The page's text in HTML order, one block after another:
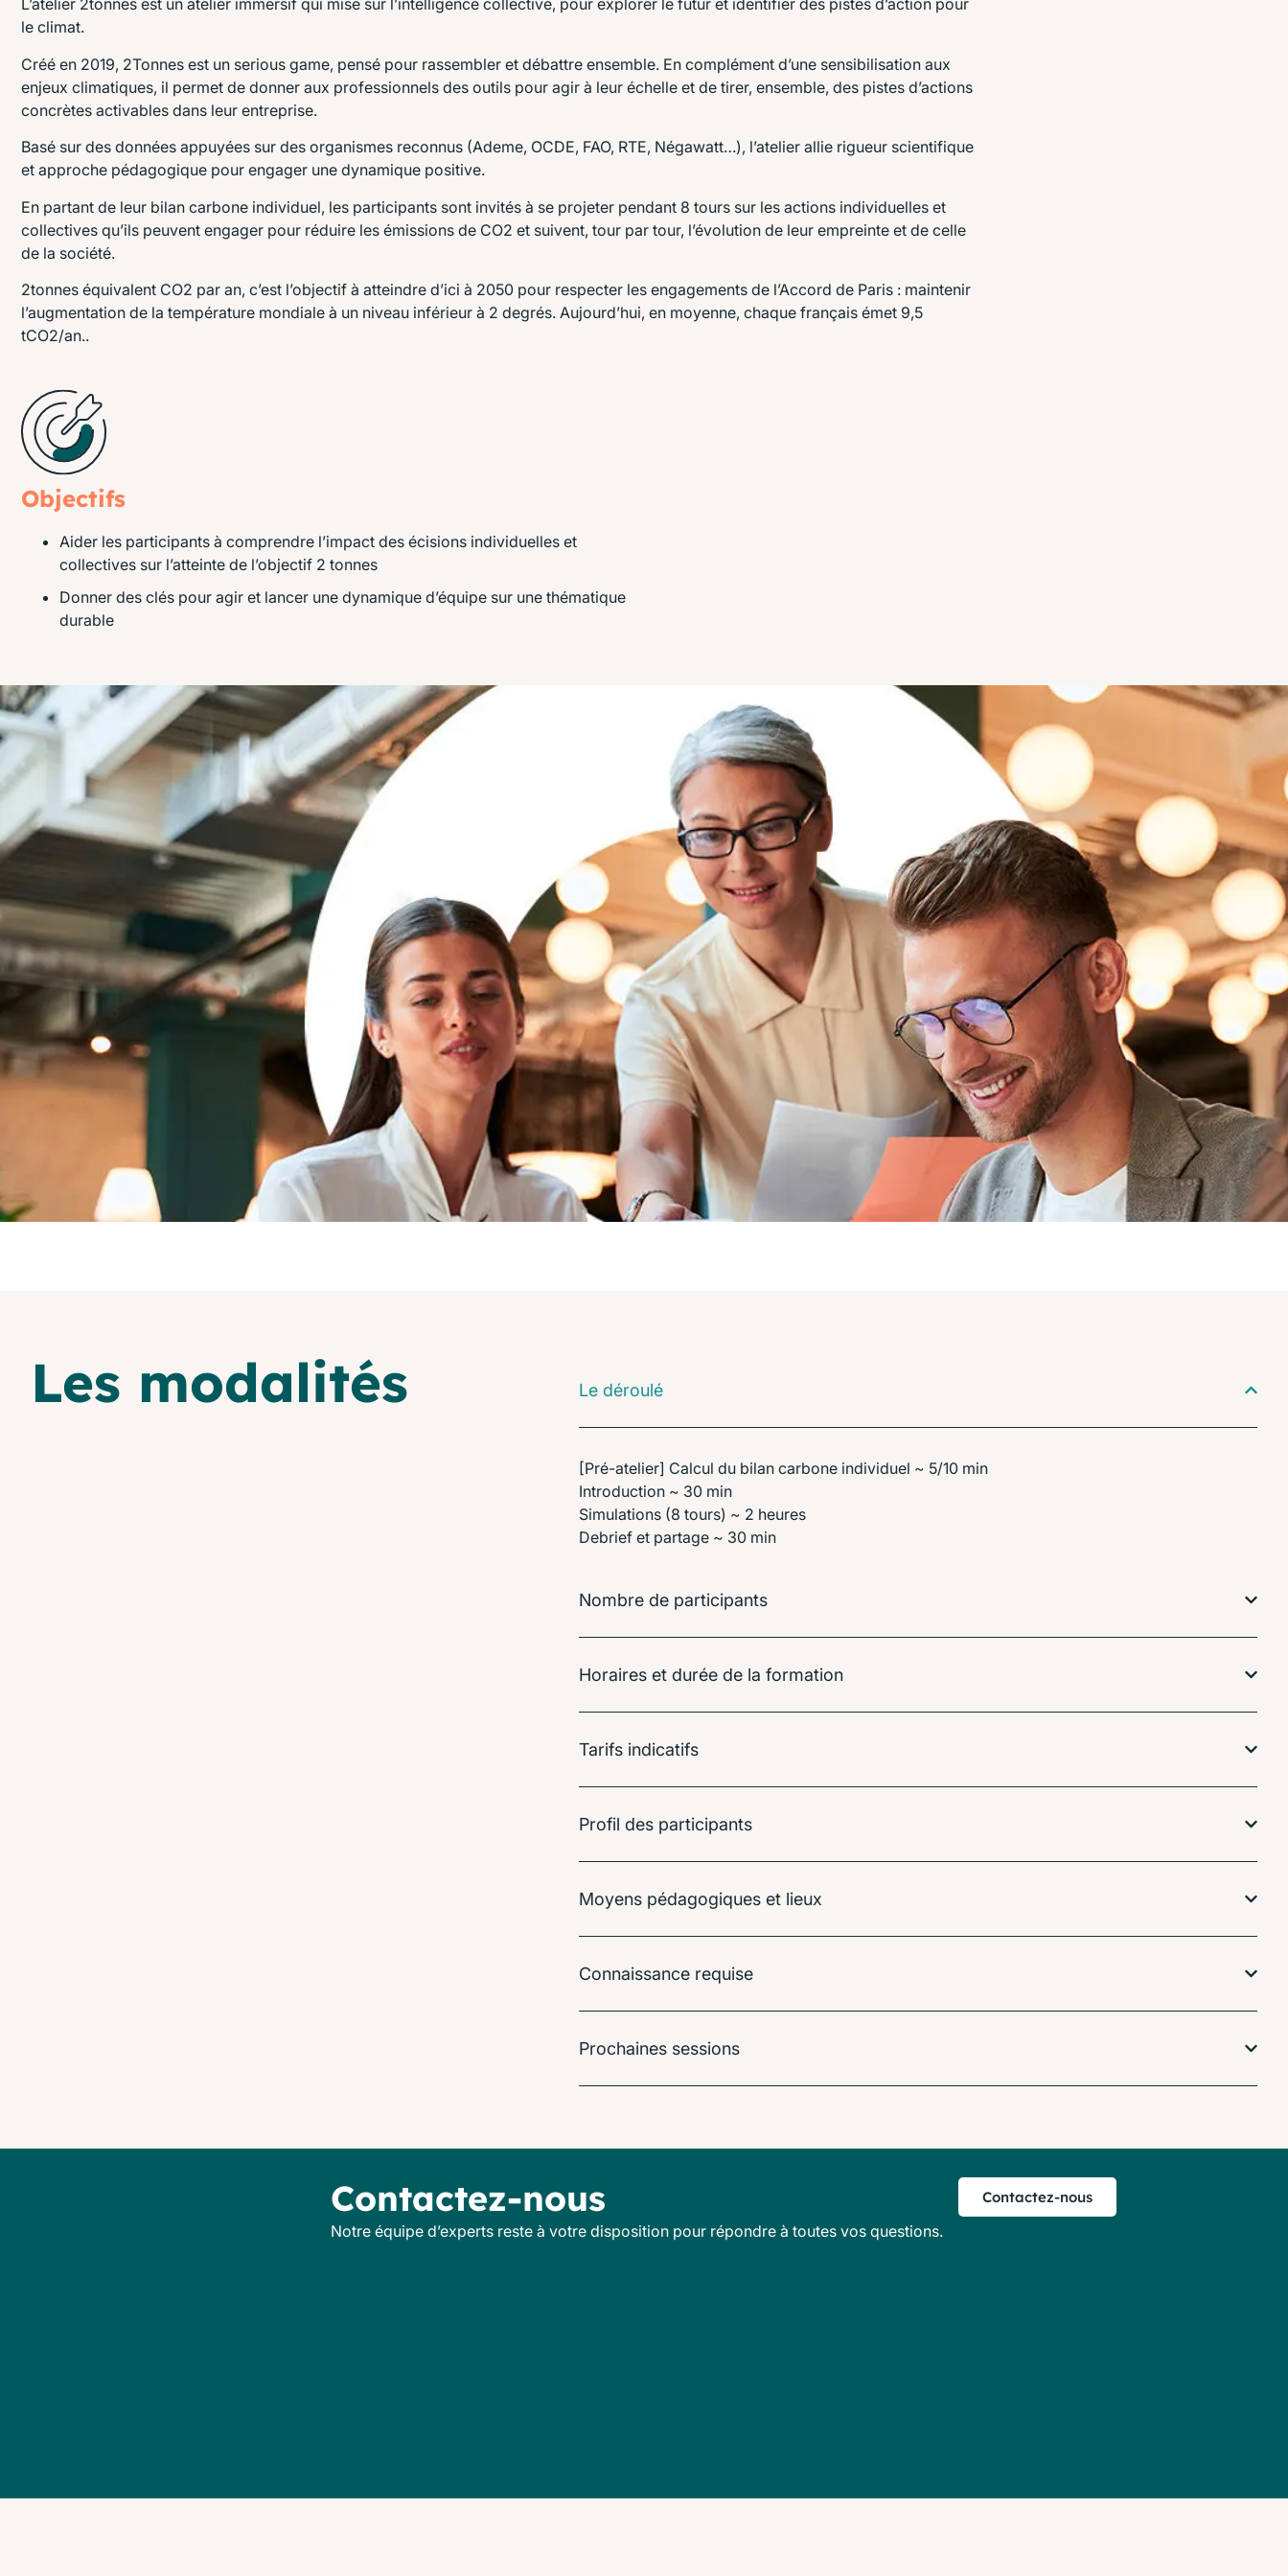
L’atelier 2tonnes est un atelier immersif qui mise sur l’intelligence collective, pour explorer le futur et identifier des pistes d’action pour
le climat.
Créé en 2019, 2Tonnes est un serious game, pensé pour rassembler et débattre ensemble. En complément d’une sensibilisation aux
enjeux climatiques, il permet de donner aux professionnels des outils pour agir à leur échelle et de tirer, ensemble, des pistes d’actions
concrètes activables dans leur entreprise.
Basé sur des données appuyées sur des organismes reconnus (Ademe, OCDE, FAO, RTE, Négawatt…), l’atelier allie rigueur scientifique
et approche pédagogique pour engager une dynamique positive.
En partant de leur bilan carbone individuel, les participants sont invités à se projeter pendant 8 tours sur les actions individuelles et
collectives qu’ils peuvent engager pour réduire les émissions de CO2 et suivent, tour par tour, l’évolution de leur empreinte et de celle
de la société.
2tonnes équivalent CO2 par an, c’est l’objectif à atteindre d’ici à 2050 pour respecter les engagements de l’Accord de Paris : maintenir
l’augmentation de la température mondiale à un niveau inférieur à 2 degrés. Aujourd’hui, en moyenne, chaque français émet 9,5
tCO2/an..
Objectifs
Aider les participants à comprendre l’impact des écisions individuelles et
collectives sur l’atteinte de l’objectif 2 tonnes
Donner des clés pour agir et lancer une dynamique d’équipe sur une thématique
durable
Les modalités Le déroulé
[Pré-atelier] Calcul du bilan carbone individuel ~ 5/10 min
Introduction ~ 30 min
Simulations (8 tours) ~ 2 heures
Debrief et partage ~ 30 min
Nombre de participants
Horaires et durée de la formation
Tarifs indicatifs
Profil des participants
Moyens pédagogiques et lieux
Connaissance requise
Prochaines sessions
Contactez-nous
Notre équipe d’experts reste à votre disposition pour répondre à toutes vos questions.
Contactez-nous